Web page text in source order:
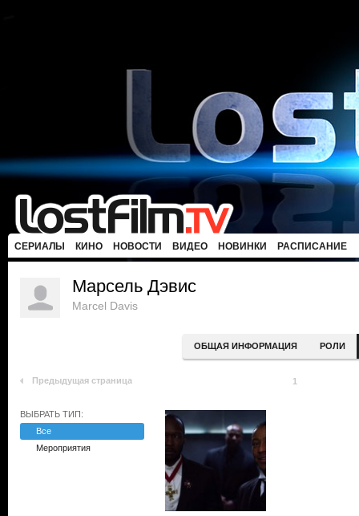
СЕРИАЛЫ КИНО НОВОСТИ ВИДЕО НОВИНКИ РАСПИСАНИЕ
Марсель Дэвис
Marcel Davis
ОБЩАЯ ИНФОРМАЦИЯ РОЛИ
Предыдущая страница 1
ВЫБРАТЬ ТИП:
Все
Мероприятия